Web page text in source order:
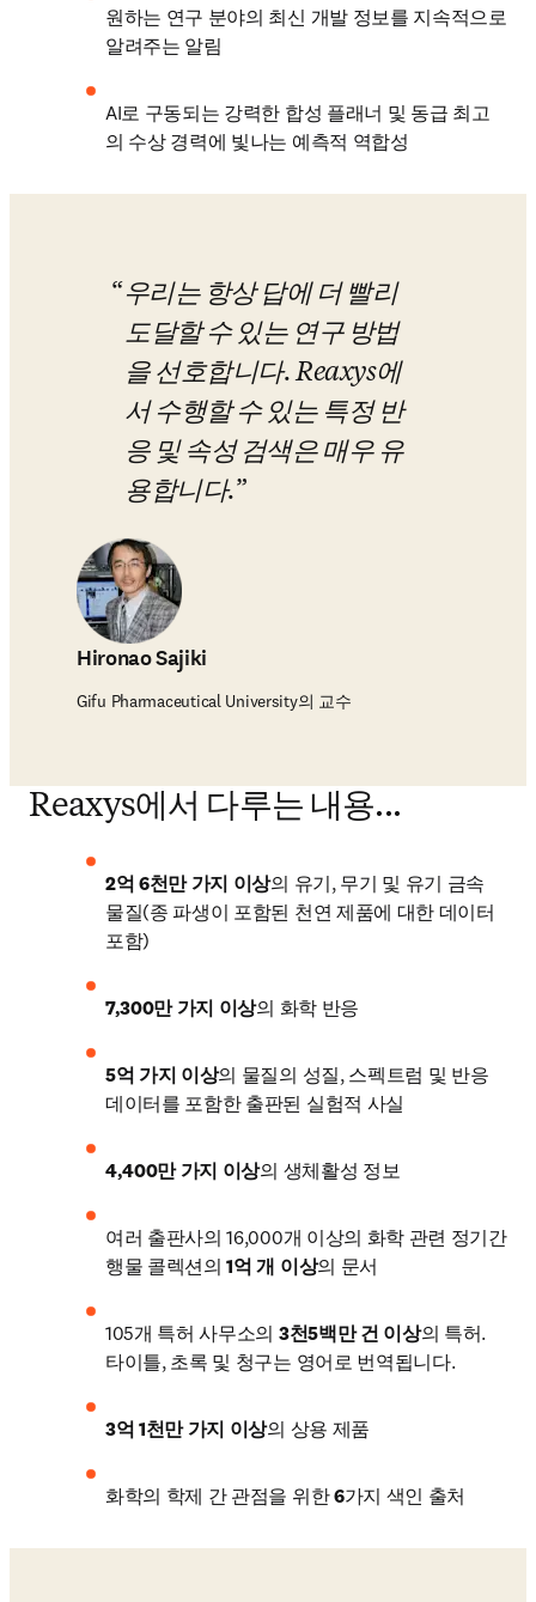
원하는 연구 분야의 최신 개발 정보를 지속적으로
알려주는 알림
AI로 구동되는 강력한 합성 플래너 및 동급 최고
의 수상 경력에 빛나는 예측적 역합성
우리는 항상 답에 더 빨리
도달할 수 있는 연구 방법
을 선호합니다. Reaxys에
서 수행할 수 있는 특정 반
응 및 속성 검색은 매우 유
용합니다.
Hironao Sajiki
Gifu Pharmaceutical University의 교수
Reaxys에서 다루는 내용...
2억 6천만 가지 이상의 유기, 무기 및 유기 금속
물질(종 파생이 포함된 천연 제품에 대한 데이터
포함)
7,300만 가지 이상의 화학 반응
5억 가지 이상의 물질의 성질, 스펙트럼 및 반응
데이터를 포함한 출판된 실험적 사실
4,400만 가지 이상의 생체활성 정보
여러 출판사의 16,000개 이상의 화학 관련 정기간
행물 콜렉션의 1억 개 이상의 문서
105개 특허 사무소의 3천5백만 건 이상의 특허.
타이틀, 초록 및 청구는 영어로 번역됩니다.
3억 1천만 가지 이상의 상용 제품
화학의 학제 간 관점을 위한 6가지 색인 출처